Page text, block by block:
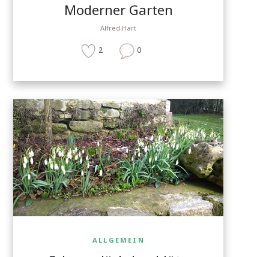
Moderner Garten
Alfred Hart
2 0
ALLGEMEIN